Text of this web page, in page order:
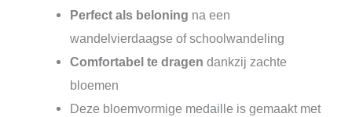
Perfect als beloning na een
wandelvierdaagse of schoolwandeling
Comfortabel te dragen dankzij zachte
bloemen
Deze bloemvormige medaille is gemaakt met